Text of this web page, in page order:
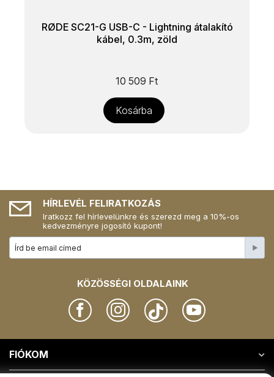
RØDE SC21-G USB-C - Lightning átalakító
kábel, 0.3m, zöld
10 509 Ft
Kosárba
HÍRLEVÉL FELIRATKOZÁS
Iratkozz fel hírlevelünkre és szerezd meg a 10%-os
kedvezményre jogosító kupont!
KÖZÖSSÉGI OLDALAINK
FIÓKOM